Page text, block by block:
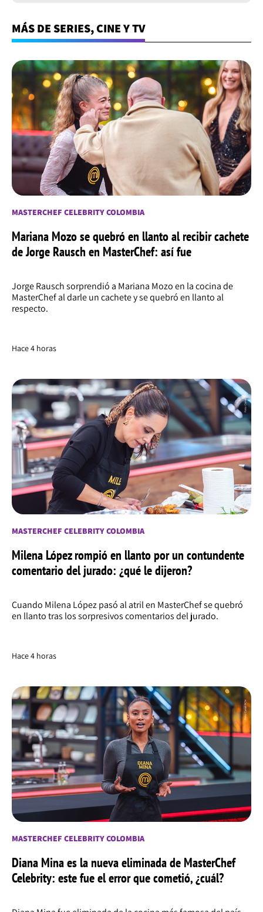
MÁS DE SERIES, CINE Y TV
MASTERCHEF CELEBRITY COLOMBIA
Mariana Mozo se quebró en llanto al recibir cachete
de Jorge Rausch en MasterChef: así fue
Jorge Rausch sorprendió a Mariana Mozo en la cocina de
MasterChef al darle un cachete y se quebró en llanto al
respecto.
Hace 4 horas
MASTERCHEF CELEBRITY COLOMBIA
Milena López rompió en llanto por un contundente
comentario del jurado: ¿qué le dijeron?
Cuando Milena López pasó al atril en MasterChef se quebró
en llanto tras los sorpresivos comentarios del jurado.
Hace 4 horas
MASTERCHEF CELEBRITY COLOMBIA
Diana Mina es la nueva eliminada de MasterChef
Celebrity: este fue el error que cometió, ¿cuál?